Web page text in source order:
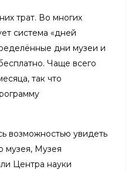
трат. Во многих
система «дней
дни музеи и
Чаще всего
так что
возможностью увидеть
музея, Музея
Центра науки